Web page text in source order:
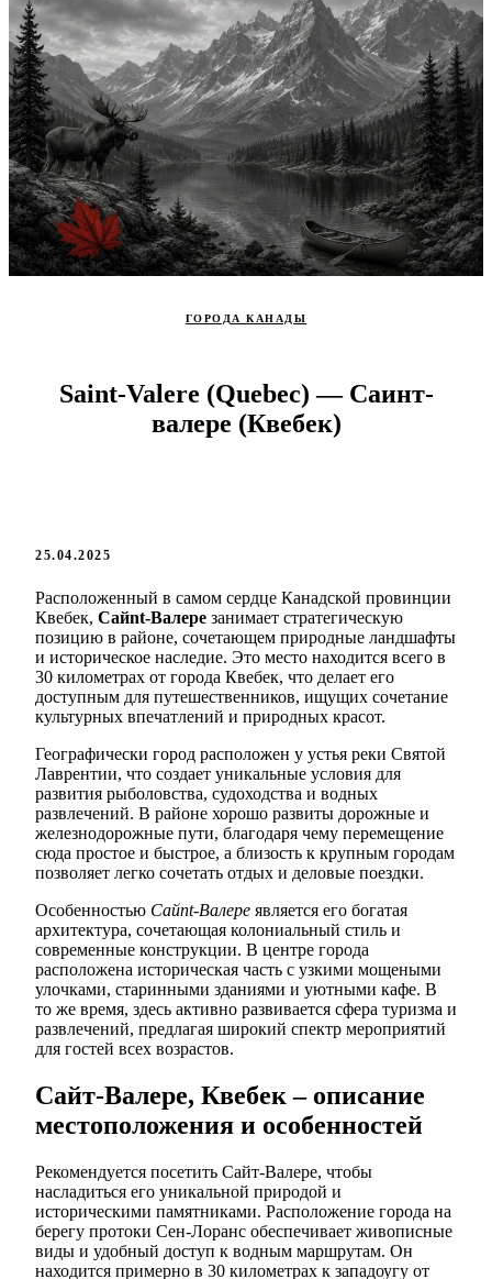
ГОРОДА КАНАДЫ
Saint-Valere (Quebec) — Саинт-
валере (Квебек)
25.04.2025
Расположенный в самом сердце Канадской провинции
Квебек, Сайnt-Валере занимает стратегическую
позицию в районе, сочетающем природные ландшафты
и историческое наследие. Это место находится всего в
30 километрах от города Квебек, что делает его
доступным для путешественников, ищущих сочетание
культурных впечатлений и природных красот.
Географически город расположен у устья реки Святой
Лаврентии, что создает уникальные условия для
развития рыболовства, судоходства и водных
развлечений. В районе хорошо развиты дорожные и
железнодорожные пути, благодаря чему перемещение
сюда простое и быстрое, а близость к крупным городам
позволяет легко сочетать отдых и деловые поездки.
Особенностью Сайnt-Валере является его богатая
архитектура, сочетающая колониальный стиль и
современные конструкции. В центре города
расположена историческая часть с узкими мощеными
улочками, старинными зданиями и уютными кафе. В
то же время, здесь активно развивается сфера туризма и
развлечений, предлагая широкий спектр мероприятий
для гостей всех возрастов.
Сайт-Валере, Квебек – описание
местоположения и особенностей
Рекомендуется посетить Сайт-Валере, чтобы
насладиться его уникальной природой и
историческими памятниками. Расположение города на
берегу протоки Сен-Лоранс обеспечивает живописные
виды и удобный доступ к водным маршрутам. Он
находится примерно в 30 километрах к западоугу от